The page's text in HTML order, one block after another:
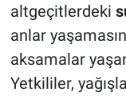
altgeçitlerdeki
anlar
aksamalar
Yetkililer,